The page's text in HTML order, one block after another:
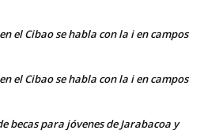
el Cibao se habla con la i en campos
el Cibao se habla con la i en campos
becas para jóvenes de Jarabacoa y